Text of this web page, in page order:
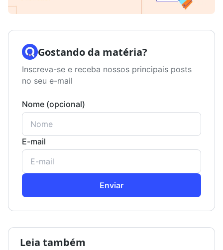
Gostando da matéria?
Inscreva-se e receba nossos principais posts
no seu e-mail
Nome (opcional)
E-mail
Enviar
Leia também